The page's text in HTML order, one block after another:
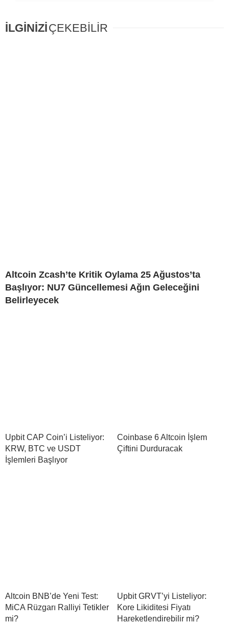
İLGİNİZİÇEKEBİLİR
Altcoin Zcash’te Kritik Oylama 25 Ağustos’ta
Başlıyor: NU7 Güncellemesi Ağın Geleceğini
Belirleyecek
Upbit CAP Coin’i Listeliyor:
KRW, BTC ve USDT
İşlemleri Başlıyor
Coinbase 6 Altcoin İşlem
Çiftini Durduracak
Altcoin BNB’de Yeni Test:
MiCA Rüzgarı Ralliyi Tetikler
mi?
Upbit GRVT’yi Listeliyor:
Kore Likiditesi Fiyatı
Hareketlendirebilir mi?